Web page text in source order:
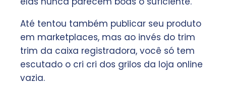
Até tentou também publicar seu produto
em marketplaces, mas ao invés do trim
trim da caixa registradora, você só tem
escutado o cri cri dos grilos da loja online
vazia.